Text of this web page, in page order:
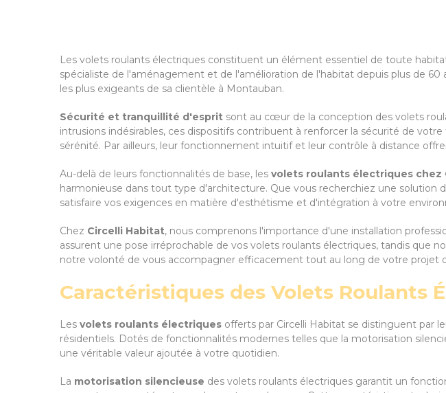
Les volets roulants électriques constituent un élément essentiel de toute
spécialiste de l'aménagement et de l'amélioration de l'habitat depuis plus de
les plus exigeants de sa clientèle à Montauban.
Sécurité et tranquillité d'esprit sont au cœur de la conception des volets
intrusions indésirables, ces dispositifs contribuent à renforcer la sécurité de
sérénité. Par ailleurs, leur fonctionnement intuitif et leur contrôle à distance
Au-delà de leurs fonctionnalités de base, les volets roulants électriques chez
harmonieuse dans tout type d'architecture. Que vous recherchiez une
satisfaire vos exigences en matière d'esthétisme et d'intégration à votre
Chez Circelli Habitat, nous comprenons l'importance d'une installation
assurent une pose irréprochable de vos volets roulants électriques, tandis
notre volonté de vous accompagner efficacement tout au long de votre projet
Caractéristiques des Volets Roulants
Les volets roulants électriques offerts par Circelli Habitat se distinguent par
résidentiels. Dotés de fonctionnalités modernes telles que la motorisation
une véritable valeur ajoutée à votre quotidien.
La motorisation silencieuse des volets roulants électriques garantit un